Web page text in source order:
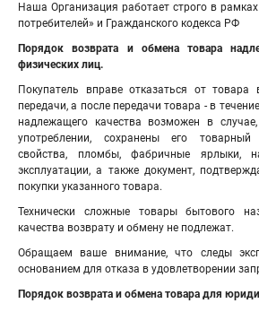
Наша Организация работает строго в
потребителей» и Гражданского кодекса РФ
Порядок возврата и обмена товара
физических лиц.
Покупатель вправе отказаться от
передачи, а после передачи товара - в
надлежащего качества возможен в
употреблении, сохранены его товарный
свойства, пломбы, фабричные ярлыки,
эксплуатации, а также документ,
покупки указанного товара.
Технически сложные товары бытового
качества возврату и обмену не подлежат.
Обращаем ваше внимание, что следы
основанием для отказа в удовлетворении
Порядок возврата и обмена товара для